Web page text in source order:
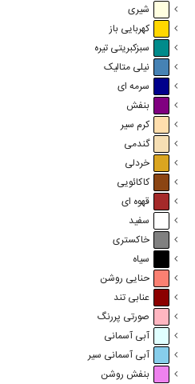
شیری
کهربایی باز
سبزکبریتی تیره
نیلی متالیک
سرمه ای
بنفش
کرم سیر
گندمی
خردلی
کاکائویی
قهوه ای
سفید
خاکستری
سیاه
حنایی روشن
عنابی تند
صورتی پررنگ
آبی آسمانی
آبی آسمانی سیر
بنفش روشن